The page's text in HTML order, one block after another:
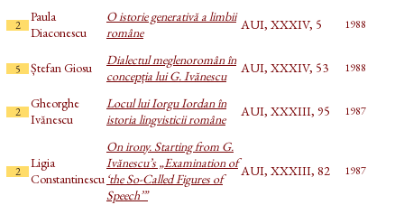
2
Paula
Diaconescu
O istorie generativă a limbii
române
AUI, XXXIV, 5 1988
5 Ștefan Giosu
Dialectul meglenoromân în
concepția lui G. Ivănescu
AUI, XXXIV, 53 1988
2
Gheorghe
Ivănescu
Locul lui Iorgu Iordan în
istoria lingvisticii române
AUI, XXXIII, 95 1987
2
Ligia
Constantinescu
On irony. Starting from G.
Ivănescu’s „Examination of
‘the So-Called Figures of
Speech’”
AUI, XXXIII, 82 1987